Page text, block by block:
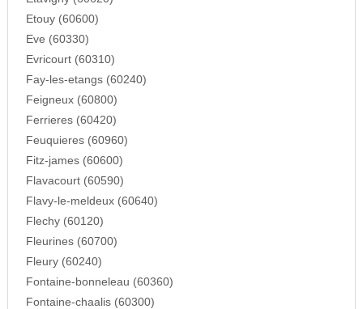
Etouy (60600)
Eve (60330)
Evricourt (60310)
Fay-les-etangs (60240)
Feigneux (60800)
Ferrieres (60420)
Feuquieres (60960)
Fitz-james (60600)
Flavacourt (60590)
Flavy-le-meldeux (60640)
Flechy (60120)
Fleurines (60700)
Fleury (60240)
Fontaine-bonneleau (60360)
Fontaine-chaalis (60300)